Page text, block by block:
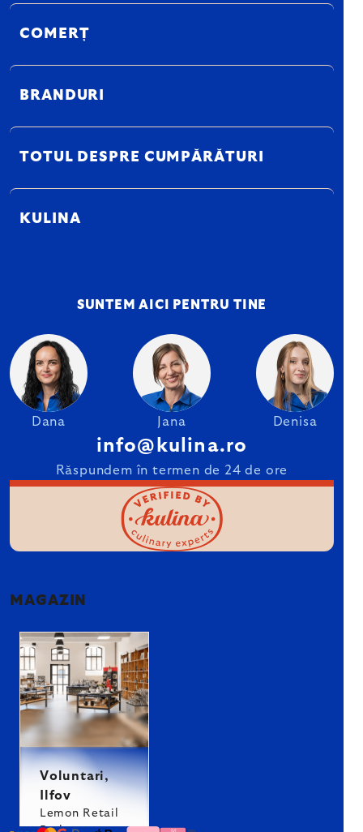
COMERȚ
BRANDURI
TOTUL DESPRE CUMPĂRĂTURI
KULINA
SUNTEM AICI PENTRU TINE
Dana Jana Denisa
info@kulina.ro
Răspundem în termen de 24 de ore
MAGAZIN
Voluntari,
Ilfov
Lemon Retail